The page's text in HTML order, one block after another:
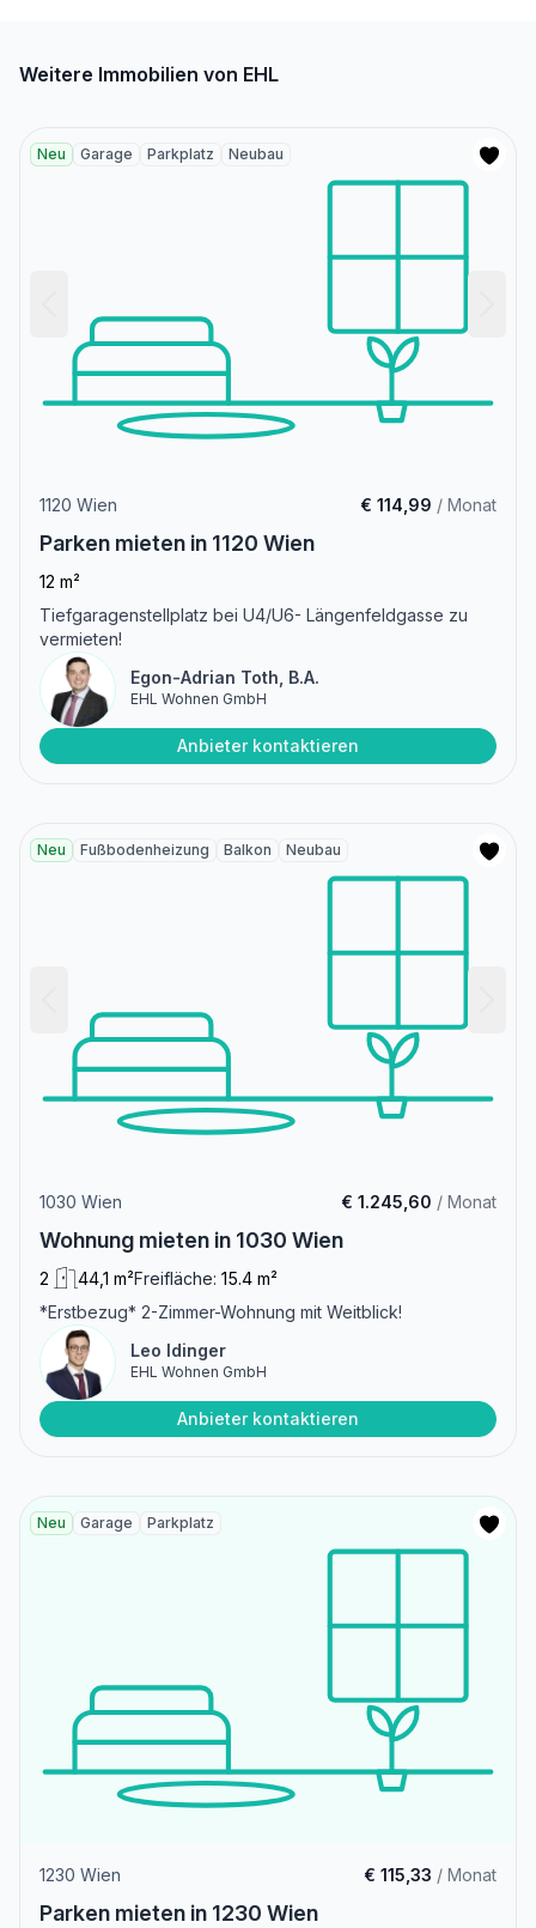
Weitere Immobilien von EHL
Neu Garage Parkplatz Neubau
1120 Wien € 114,99 / Monat
Parken mieten in 1120 Wien
12 m²
Tiefgaragenstellplatz bei U4/U6- Längenfeldgasse zu
vermieten!
Egon-Adrian Toth, B.A.
EHL Wohnen GmbH
Anbieter kontaktieren
Neu Fußbodenheizung Balkon Neubau
1030 Wien € 1.245,60 / Monat
Wohnung mieten in 1030 Wien
2 44,1 m²Freifläche: 15.4 m²
*Erstbezug* 2-Zimmer-Wohnung mit Weitblick!
Leo Idinger
EHL Wohnen GmbH
Anbieter kontaktieren
Neu Garage Parkplatz
1230 Wien € 115,33 / Monat
Parken mieten in 1230 Wien